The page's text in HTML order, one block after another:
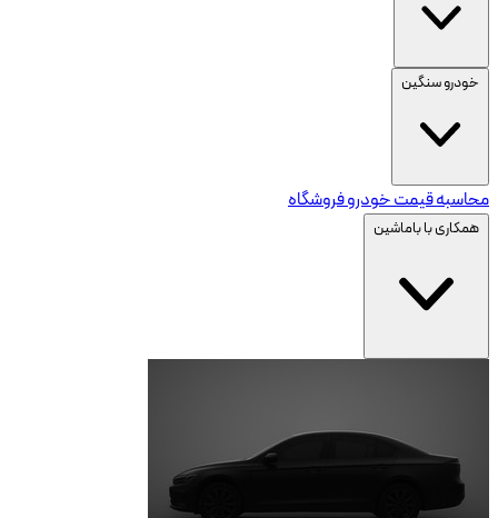
خودرو سنگین
محاسبه قیمت خودروفروشگاه
همکاری با باماشین